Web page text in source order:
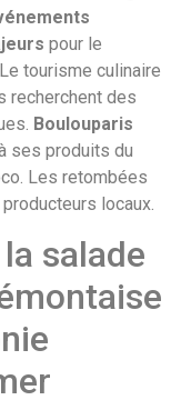
pour le
tourisme culinaire
recherchent des
Boulouparis
ses produits du
Les retombées
locaux.
salade